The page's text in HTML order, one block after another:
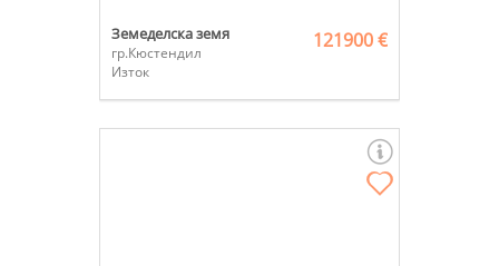
Земеделска земя
гр.Кюстендил
Изток
121900 €